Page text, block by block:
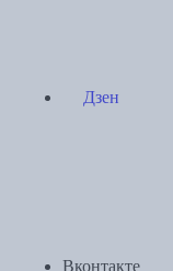
Дзен
Вконтакте